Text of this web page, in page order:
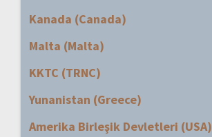
Kanada (Canada)
Malta (Malta)
KKTC (TRNC)
Yunanistan (Greece)
Amerika Birleşik Devletleri (USA)